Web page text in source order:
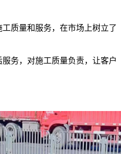
质量和服务，在市场上树立了
务，对施工质量负责，让客户